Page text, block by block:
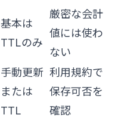
基本は
TTLのみ
厳密な会計
値には使わ
ない
手動更新
または
TTL
利用規約で
保存可否を
確認